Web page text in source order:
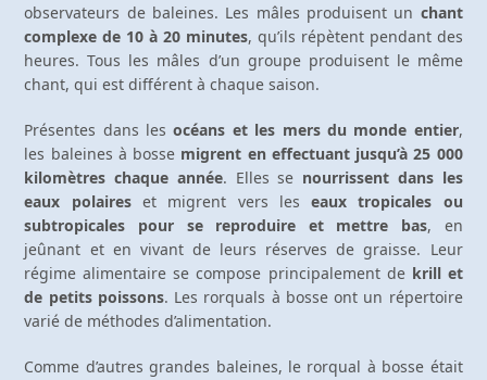
observateurs de baleines. Les mâles produisent un chant
complexe de 10 à 20 minutes, qu’ils répètent pendant des
heures. Tous les mâles d’un groupe produisent le même
chant, qui est différent à chaque saison.
Présentes dans lesocéans et les mers du monde entier,
les baleines à bosse migrent en effectuant jusqu’à 25 000
kilomètres chaque année. Elles se nourrissent dans les
eaux polaireset migrent vers leseaux tropicales ou
subtropicales pour se reproduire et mettre bas, en
jeûnant et en vivant de leurs réserves de graisse. Leur
régime alimentaire se compose principalement dekrill et
de petits poissons. Les rorquals à bosse ont un répertoire
varié de méthodes d’alimentation.
Comme d’autres grandes baleines, le rorqual à bosse était